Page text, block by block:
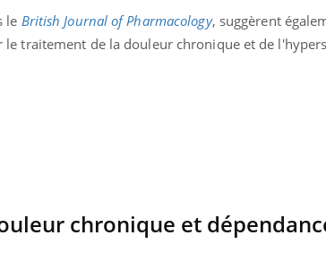
le British Journal of Pharmacology, suggèrent
traitement de la douleur chronique et de
chronique et